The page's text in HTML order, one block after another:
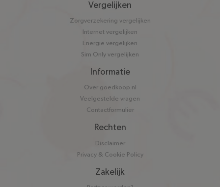
Vergelijken
Zorgverzekering vergelijken
Internet vergelijken
Energie vergelijken
Sim Only vergelijken
Informatie
Over goedkoop.nl
Veelgestelde vragen
Contactformulier
Rechten
Disclaimer
Privacy & Cookie Policy
Zakelijk